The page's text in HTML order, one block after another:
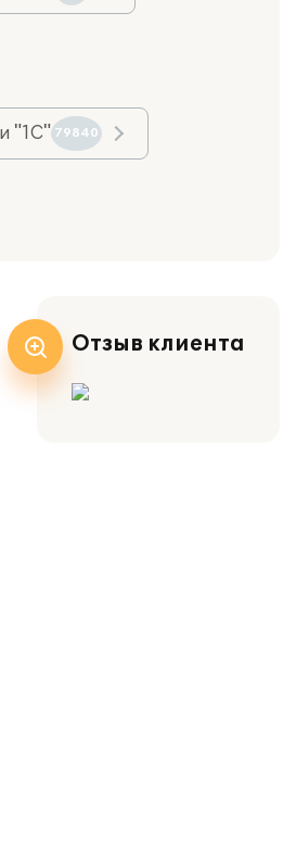
"1С" 79840
Отзыв клиента